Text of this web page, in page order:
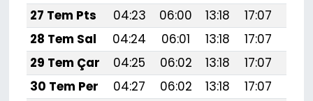
27 Tem Pts
04:23 06:00 13:18 17:07
28 Tem Sal
04:24 06:01 13:18 17:07
29 Tem Çar
04:25 06:02 13:18 17:07
30 Tem Per
04:27 06:02 13:18 17:07